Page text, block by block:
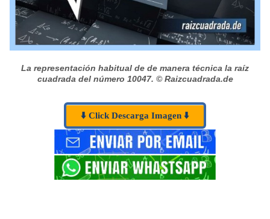
La representación habitual de de manera técnica la raíz
cuadrada del número 10047. © Raizcuadrada.de
⬇️ Click Descarga Imagen ⬇️